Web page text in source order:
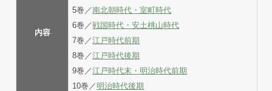
内容
5巻／南北朝時代・室町時代
6巻／戦国時代・安土桃山時代
7巻／江戸時代前期
8巻／江戸時代後期
9巻／江戸時代末・明治時代前期
10巻／明治時代後期